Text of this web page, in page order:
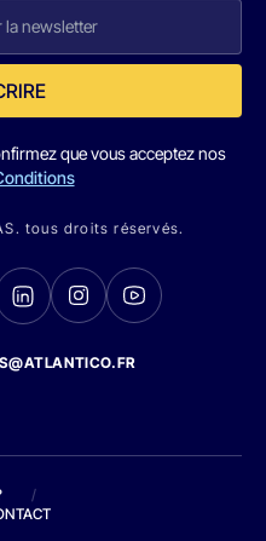
que vous acceptez nos
tous droits réservés.
/